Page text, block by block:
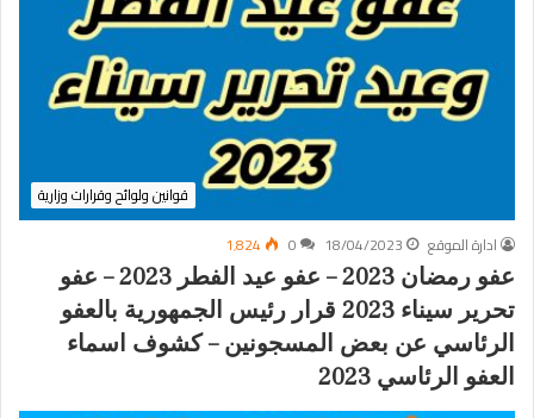
قوانين ولوائح وقرارات وزارية
ادارة الموقع
18/04/2023
0 1٬824
عفو رمضان 2023 – عفو عيد الفطر 2023 – عفو
تحرير سيناء 2023 قرار رئيس الجمهورية بالعفو
الرئاسي عن بعض المسجونين – كشوف اسماء
العفو الرئاسي 2023